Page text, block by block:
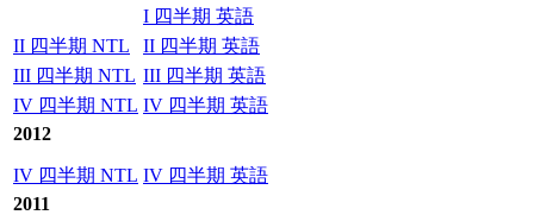
I 四半期 英語
II 四半期 NTL
II 四半期 英語
III 四半期 NTL III 四半期 英語
IV 四半期 NTL IV 四半期 英語
2012
IV 四半期 NTL IV 四半期 英語
2011